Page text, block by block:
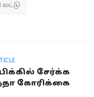
லட்டு
சேர்க்க
கோரிக்கை